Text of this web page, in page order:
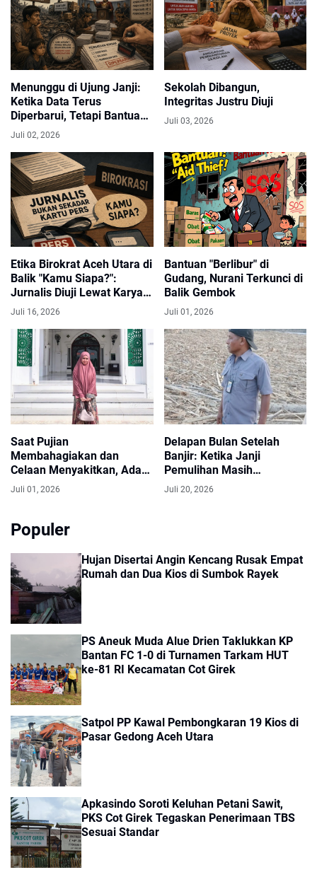
Menunggu di Ujung Janji:
Ketika Data Terus
Diperbarui, Tetapi Bantuan
Tak Kunjung Tiba
Juli 02, 2026
Sekolah Dibangun,
Integritas Justru Diuji
Juli 03, 2026
‎Etika Birokrat Aceh Utara di
Balik "Kamu Siapa?":
Jurnalis Diuji Lewat Karya,
Bukan Hanya Kartu Pers ‎
Juli 16, 2026
Bantuan "Berlibur" di
Gudang, Nurani Terkunci di
Balik Gembok
Juli 01, 2026
Saat Pujian
Membahagiakan dan
Celaan Menyakitkan, Ada
yang Perlu Diperbaiki
dalam Hati
Juli 01, 2026
Delapan Bulan Setelah
Banjir: Ketika Janji
Pemulihan Masih
Menunggu Kepastian
Juli 20, 2026
Populer
Hujan Disertai Angin Kencang Rusak Empat
Rumah dan Dua Kios di Sumbok Rayek
PS Aneuk Muda Alue Drien Taklukkan KP
Bantan FC 1-0 di Turnamen Tarkam HUT
ke-81 RI Kecamatan Cot Girek
Satpol PP Kawal Pembongkaran 19 Kios di
Pasar Gedong Aceh Utara
Apkasindo Soroti Keluhan Petani Sawit,
PKS Cot Girek Tegaskan Penerimaan TBS
Sesuai Standar